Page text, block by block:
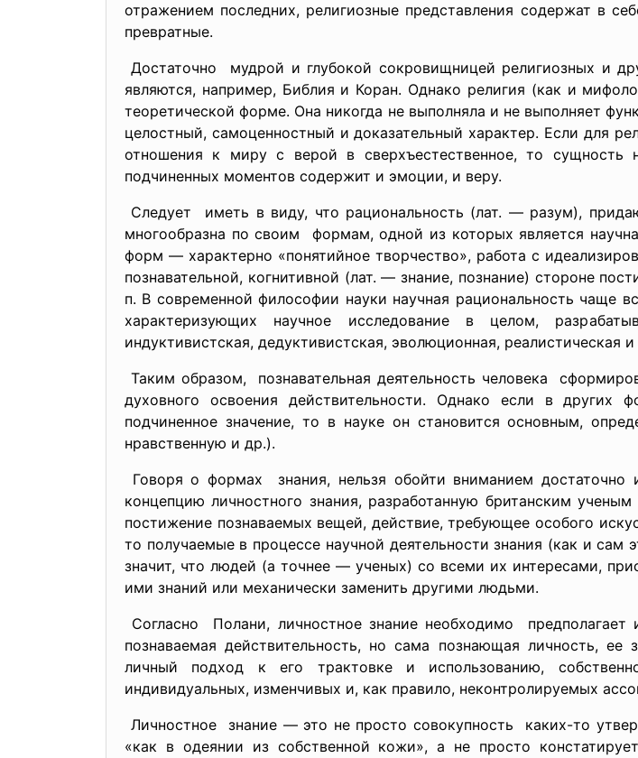
отражением последних, религиозные представления содержат в
превратные.
Достаточно мудрой и глубокой сокровищницей религиозных и
являются, например, Библия и Коран. Однако религия (как и
теоретической форме. Она никогда не выполняла и не выполняет
целостный, самоценностный и доказательный характер. Если для
отношения к миру с верой в сверхъестественное, то сущность
подчиненных моментов содержит и эмоции, и веру.
Следует иметь в виду, что рациональность (лат. — разум),
многообразна по своим формам, одной из которых является
форм — характерно «понятийное творчество», работа с
познавательной, когнитивной (лат. — знание, познание) стороне
п. В современной философии науки научная рациональность чаще
характеризующих научное исследование в целом,
индуктивистская, дедуктивистская, эволюционная, реалистическая и
Таким образом, познавательная деятельность человека
духовного освоения действительности. Однако если в других
подчиненное значение, то в науке он становится основным,
нравственную и др.).
Говоря о формах знания, нельзя обойти вниманием достаточно
концепцию личностного знания, разработанную британским
постижение познаваемых вещей, действие, требующее особого
то получаемые в процессе научной деятельности знания (как и
значит, что людей (а точнее — ученых) со всеми их интересами,
ими знаний или механически заменить другими людьми.
Согласно Полани, личностное знание необходимо предполагает
познаваемая действительность, но сама познающая личность,
личный подход к его трактовке и использованию,
индивидуальных, изменчивых и, как правило, неконтролируемых
Личностное знание — это не простосовокупность каких-то
«как в одеянии из собственной кожи», а не просто